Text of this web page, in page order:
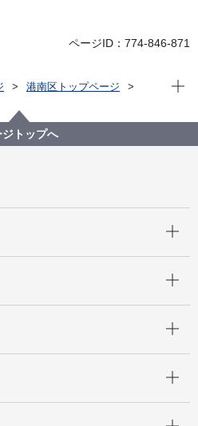
ページID：774-846-871
港南区トップページ
難所）
現在
ジトップへ